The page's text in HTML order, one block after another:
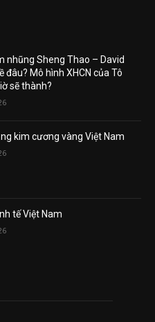
nhũng Sheng Thao – David
đâu? Mô hình XHCN của Tô
sẽ thành?
kim cương vàng Việt Nam
tế Việt Nam